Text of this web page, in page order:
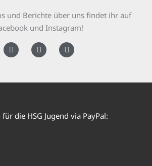
und Berichte über uns findet ihr auf
und Instagram!
F
e
k
I
t
a
m
Y
t
die HSG Jugend via PayPal: